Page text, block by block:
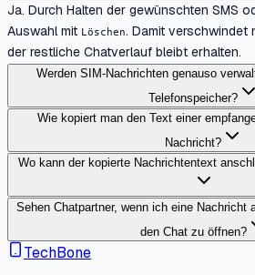
Ja. Durch Halten der gewünschten SMS
Auswahl mit Löschen. Damit verschwindet
der restliche Chatverlauf bleibt erhalten.
Werden SIM-Nachrichten genauso
Telefonspeicher?
Wie kopiert man den Text einer
Nachricht?
Wo kann der kopierte Nachrichtentext
Sehen Chatpartner, wenn ich eine Nachricht
den Chat zu öffnen?
TechBone